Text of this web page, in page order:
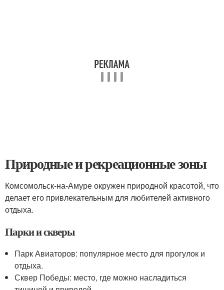
Природные и рекреационные зоны
Комсомольск-на-Амуре окружен природной красотой, что
делает его привлекательным для любителей активного
отдыха.
Парки и скверы
Парк Авиаторов: популярное место для прогулок и
отдыха.
Сквер Победы: место, где можно насладиться